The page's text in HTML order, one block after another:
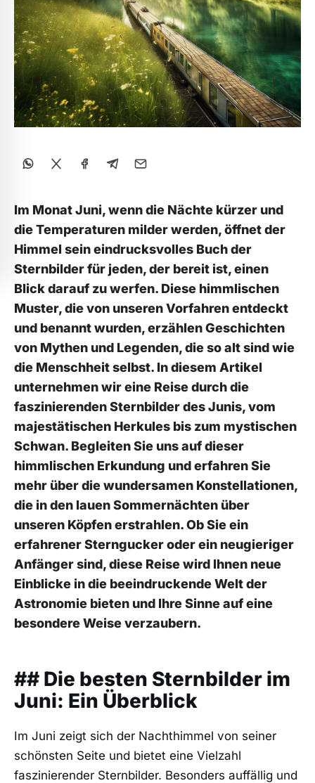
WhatsApp
X Facebook
TelegramE-Mail
Im Monat Juni, wenn die Nächte kürzer und
die Temperaturen ⁣milder werden, öffnet der
Himmel ⁤sein eindrucksvolles Buch​ der
Sternbilder ​für jeden, der‍ bereit ist, einen
Blick ​darauf zu werfen. Diese himmlischen
Muster, die von unseren Vorfahren entdeckt
‍und​ benannt wurden,⁣ erzählen Geschichten
‌von Mythen⁤ und Legenden, die so alt sind wie
die ⁣Menschheit selbst. In diesem Artikel
unternehmen wir eine Reise‌ durch die
faszinierenden ⁤Sternbilder‌ des⁢ Junis, vom
‍majestätischen Herkules bis zum mystischen
Schwan. Begleiten Sie ⁢uns auf dieser
himmlischen Erkundung und erfahren Sie
mehr⁤ über die wundersamen ‍Konstellationen,
die in den lauen Sommernächten über
unseren Köpfen erstrahlen. Ob Sie ein⁤
erfahrener Sterngucker oder ​ein ​neugieriger
⁢Anfänger sind, diese Reise wird Ihnen neue
Einblicke in⁢ die beeindruckende​ Welt der
Astronomie bieten⁤ und Ihre‌ Sinne‌ auf eine
besondere Weise verzaubern.
##⁤ Die besten Sternbilder im
Juni: Ein​ Überblick
Im⁣ Juni zeigt sich der Nachthimmel ​von seiner
schönsten Seite und bietet eine ​Vielzahl
faszinierender Sternbilder. Besonders‍ auffällig ⁢und